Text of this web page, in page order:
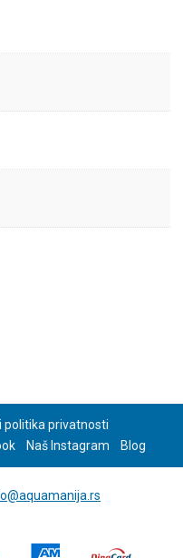
politika privatnosti
Naš Instagram Blog